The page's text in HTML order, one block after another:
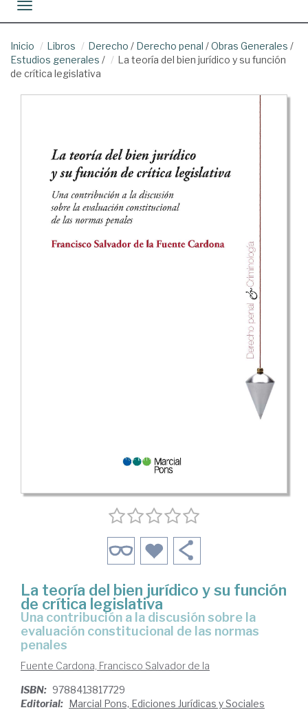
Toggle navigation
Inicio Libros Derecho / Derecho penal /Obras Generales /
Estudios generales /
La teoría del bien jurídico y su función
de crítica legislativa
La teoría del bien jurídico y su función
de crítica legislativa
una contribución a la discusión sobre la
evaluación constitucional de las normas
penales
Fuente Cardona, Francisco Salvador de la
ISBN: 9788413817729
Editorial: Marcial Pons, Ediciones Jurídicas y Sociales